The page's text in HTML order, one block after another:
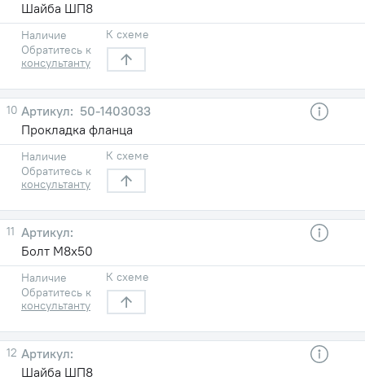
Шайба ШП8
Наличие
Обратитесь к
консультанту
К схеме
10
50-1403033
Прокладка фланца
Наличие
Обратитесь к
консультанту
К схеме
11
Болт М8х50
Наличие
Обратитесь к
консультанту
К схеме
12
Шайба ШП8